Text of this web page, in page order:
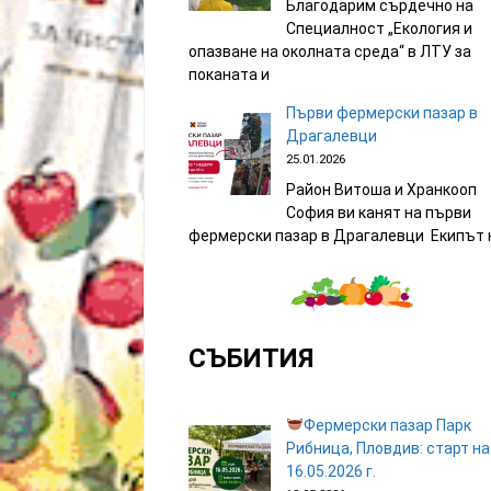
Благодарим сърдечно на
Специалност „Екология и
опазване на околната среда“ в ЛТУ за
поканата и
Първи фермерски пазар в
Драгалевци
25.01.2026
Район Витоша и Хранкооп
София ви канят на първи
фермерски пазар в Драгалевци Екипът
СЪБИТИЯ
Фермерски пазар Парк
Рибница, Пловдив: старт на
16.05.2026 г.